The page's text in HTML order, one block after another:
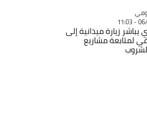
06/
يباشر زيارة ميدانية إلى
لمتابعة مشاريع